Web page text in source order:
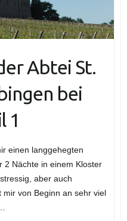
Abtei St.
bei
1
einen langgehegten
2 Nächte in einem Kloster
aber auch
von Beginn an sehr viel